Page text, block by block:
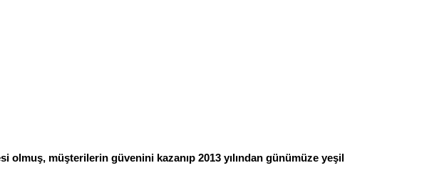
müşterilerin güvenini kazanıp 2013 yılından günümüze yeşil